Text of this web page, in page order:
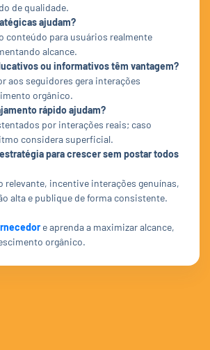
de qualidade.
ajudam?
conteúdo para usuários realmente
alcance.
ou informativos têm vantagem?
aos seguidores gera interações
orgânico.
rápido ajudam?
por interações reais; caso
considera superficial.
estratégia para crescer sem postar todos
relevante, incentive interações genuínas,
alta e publique de forma consistente.
e aprenda a maximizar alcance,
orgânico.